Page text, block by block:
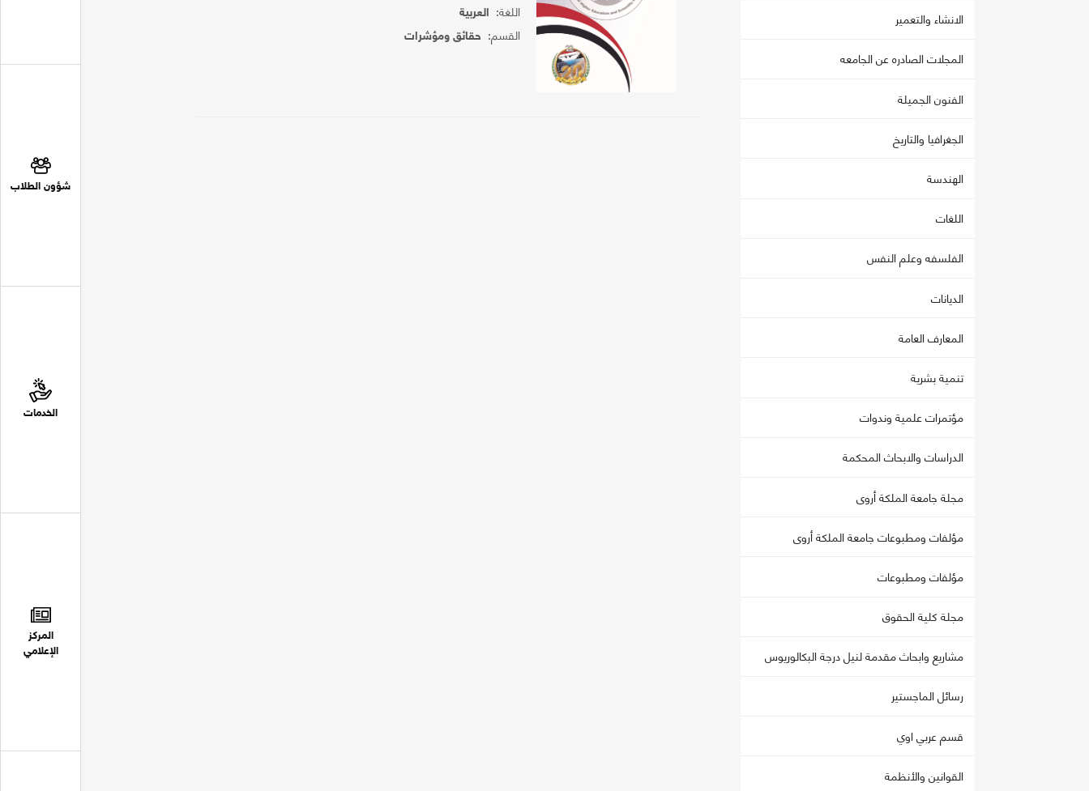
شؤون الطلاب
الخدمات
المركز
الإعلامي
الانشاء والتعمير
المجلات الصادره عن الجامعه
الفنون الجميلة
الجغرافيا والتاريخ
الهندسة
اللغات
الفلسفه وعلم النفس
الديانات
المعارف العامة
تنمية بشرية
مؤتمرات علمية وندوات
الدراسات والابحاث المحكمة
مجلة جامعة الملكة أروى
مؤلفات ومطبوعات جامعة الملكة أروى
مؤلفات ومطبوعات
مجلة كلية الحقوق
مشاريع وابحاث مقدمة لنيل درجة البكالوريوس
رسائل الماجستير
قسم عربي اوي
القوانين والأنظمة
اللغة: العربية
القسم: حقائق ومؤشرات